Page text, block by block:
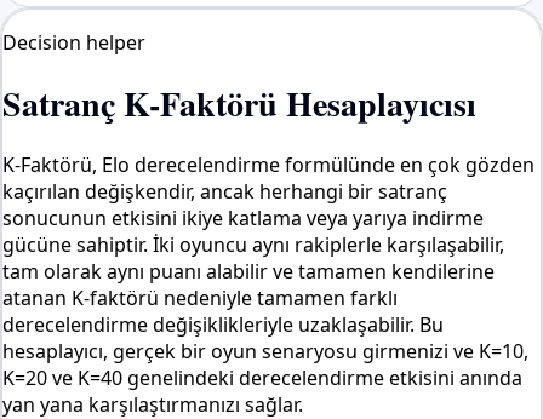
Decision helper
Satranç K-Faktörü Hesaplayıcısı
K-Faktörü, Elo derecelendirme formülünde en çok gözden
kaçırılan değişkendir, ancak herhangi bir satranç
sonucunun etkisini ikiye katlama veya yarıya indirme
gücüne sahiptir. İki oyuncu aynı rakiplerle karşılaşabilir,
tam olarak aynı puanı alabilir ve tamamen kendilerine
atanan K-faktörü nedeniyle tamamen farklı
derecelendirme değişiklikleriyle uzaklaşabilir. Bu
hesaplayıcı, gerçek bir oyun senaryosu girmenizi ve K=10,
K=20 ve K=40 genelindeki derecelendirme etkisini anında
yan yana karşılaştırmanızı sağlar.